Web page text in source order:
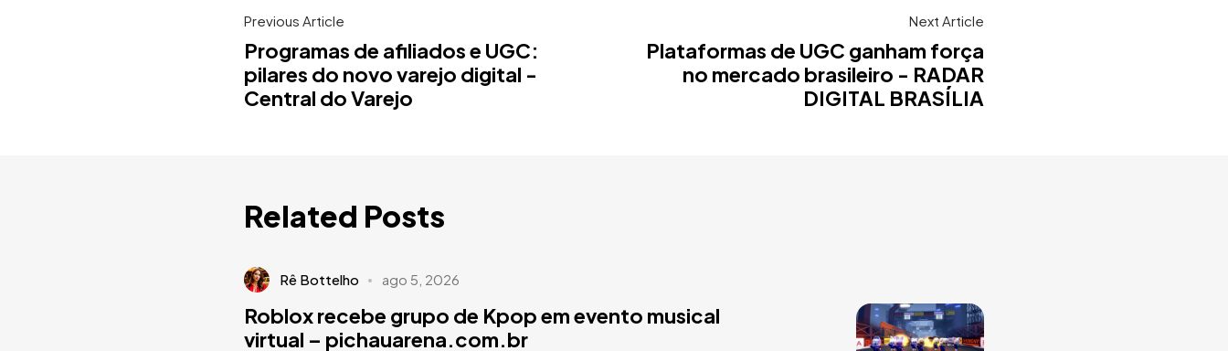
Previous Article
Programas de afiliados e UGC:
pilares do novo varejo digital -
Central do Varejo
Next Article
Plataformas de UGC ganham força
no mercado brasileiro - RADAR
DIGITAL BRASÍLIA
Related Posts
Rê Bottelho ago 5, 2026
Roblox recebe grupo de Kpop em evento musical
virtual – pichauarena.com.br